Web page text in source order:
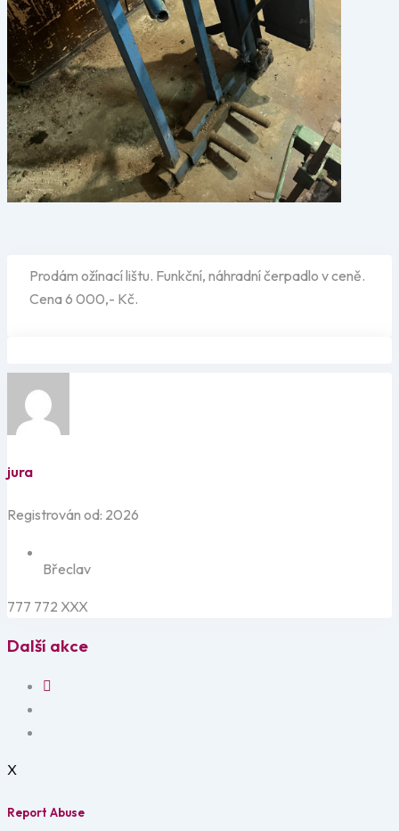
Prodám ožínací lištu. Funkční, náhradní čerpadlo v ceně.
Cena 6 000,- Kč.
jura
Registrován od: 2026
Břeclav
777 772 XXX
Další akce
X
Report Abuse